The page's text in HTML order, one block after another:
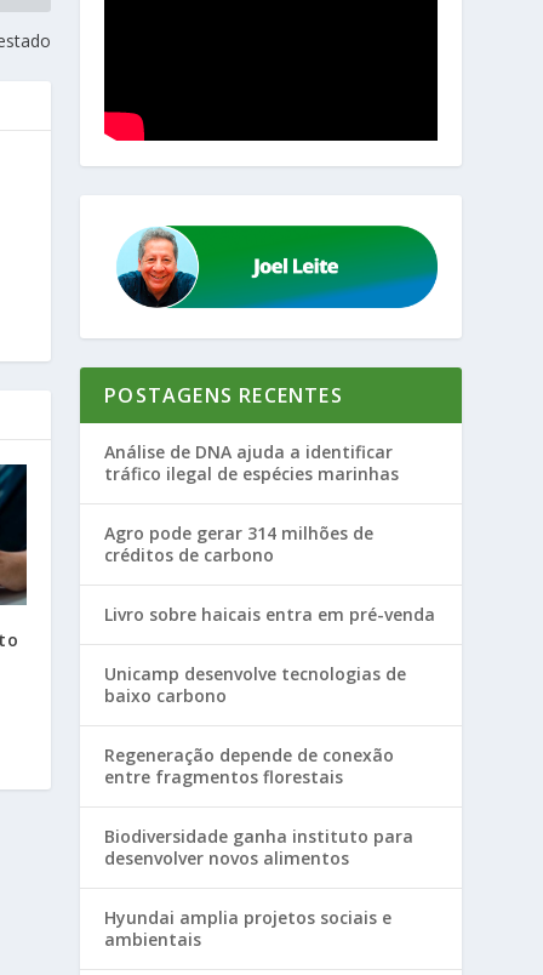
POSTAGENS RECENTES
Análise de DNA ajuda a identificar
tráfico ilegal de espécies marinhas
Agro pode gerar 314 milhões de
créditos de carbono
Livro sobre haicais entra em pré-venda
Unicamp desenvolve tecnologias de
baixo carbono
Regeneração depende de conexão
entre fragmentos florestais
Biodiversidade ganha instituto para
desenvolver novos alimentos
Hyundai amplia projetos sociais e
ambientais